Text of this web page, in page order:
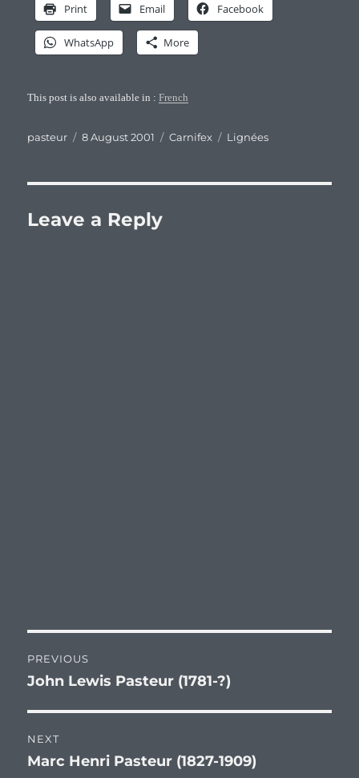
Print Email Facebook
WhatsApp More
This post is also available in :French
Author
pasteur
Posted
8 August 2001 Categories
Carnifex Tags
Lignées
Leave a Reply
navigation
PREVIOUS
Previous
John Lewis Pasteur (1781-?)
NEXT
Next
Marc Henri Pasteur (1827-1909)